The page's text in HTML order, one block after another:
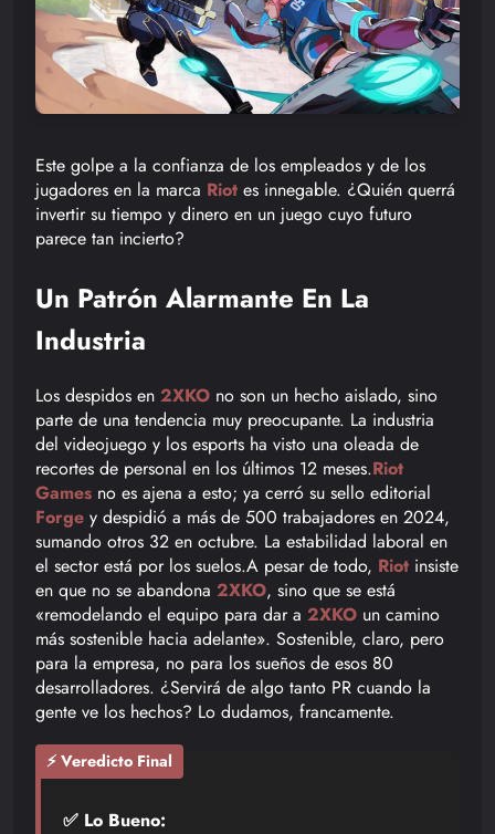
Este golpe a la confianza de los empleados y de los
jugadores en la marca Riot es innegable. ¿Quién querrá
invertir su tiempo y dinero en un juego cuyo futuro
parece tan incierto?
Un Patrón Alarmante En La
Industria
Los despidos en 2XKO no son un hecho aislado, sino
parte de una tendencia muy preocupante. La industria
del videojuego y los esports ha visto una oleada de
recortes de personal en los últimos 12 meses.Riot
Games no es ajena a esto; ya cerró su sello editorial
Forge y despidió a más de 500 trabajadores en 2024,
sumando otros 32 en octubre. La estabilidad laboral en
el sector está por los suelos.A pesar de todo, Riot insiste
en que no se abandona 2XKO, sino que se está
«remodelando el equipo para dar a 2XKO un camino
más sostenible hacia adelante». Sostenible, claro, pero
para la empresa, no para los sueños de esos 80
desarrolladores. ¿Servirá de algo tanto PR cuando la
gente ve los hechos? Lo dudamos, francamente.
⚡ Veredicto Final
✅ Lo Bueno: